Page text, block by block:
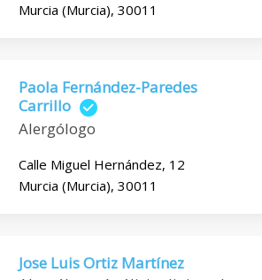
Murcia (Murcia), 30011
Paola Fernández-Paredes
Carrillo
Alergólogo
Calle Miguel Hernández, 12
Murcia (Murcia), 30011
Jose Luis Ortiz Martínez